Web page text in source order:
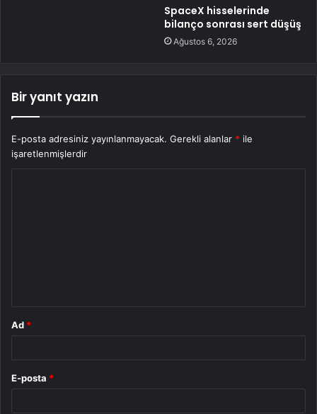
SpaceX hisselerinde
bilanço sonrası sert düşüş
Ağustos 6, 2026
Bir yanıt yazın
E-posta adresiniz yayınlanmayacak. Gerekli alanlar * ile
işaretlenmişlerdir
Ad *
E-posta *